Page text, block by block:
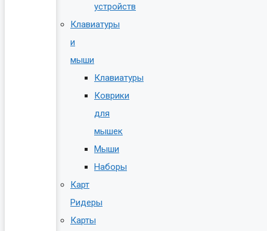
устройств
Клавиатуры
и
мыши
Клавиатуры
Коврики
для
мышек
Мыши
Наборы
Карт
Ридеры
Карты